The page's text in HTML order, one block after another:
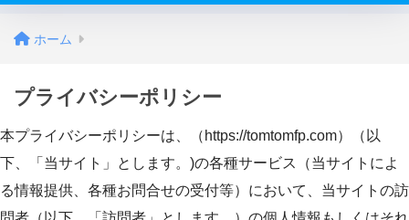
ホーム
プライバシーポリシー
本プライバシーポリシーは、（https://tomtomfp.com）（以
下、「当サイト」とします。)の各種サービス（当サイトによ
る情報提供、各種お問合せの受付等）において、当サイトの訪